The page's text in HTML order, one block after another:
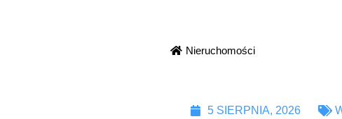
Nieruchomości
5 SIERPNIA, 2026